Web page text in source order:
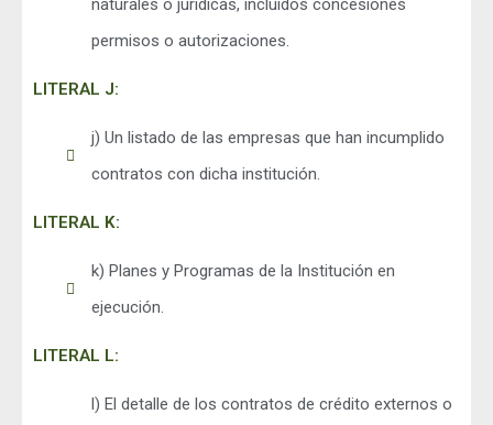
naturales o jurídicas, incluidos concesiones
permisos o autorizaciones.
LITERAL J:
j) Un listado de las empresas que han incumplido
contratos con dicha institución.
LITERAL K:
k) Planes y Programas de la Institución en
ejecución.
LITERAL L:
l) El detalle de los contratos de crédito externos o